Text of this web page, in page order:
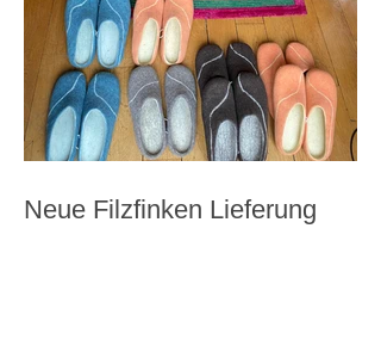
Neue Filzfinken Lieferung